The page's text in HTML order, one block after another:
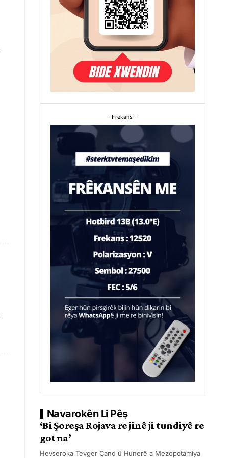
- Frekans -
Navarokên Li Pêş
‘Bi Şoreşa Rojava re jinê ji tundiyê re
got na’
Hevseroka Tevger Çand û Hunerê a Mezopotamiya